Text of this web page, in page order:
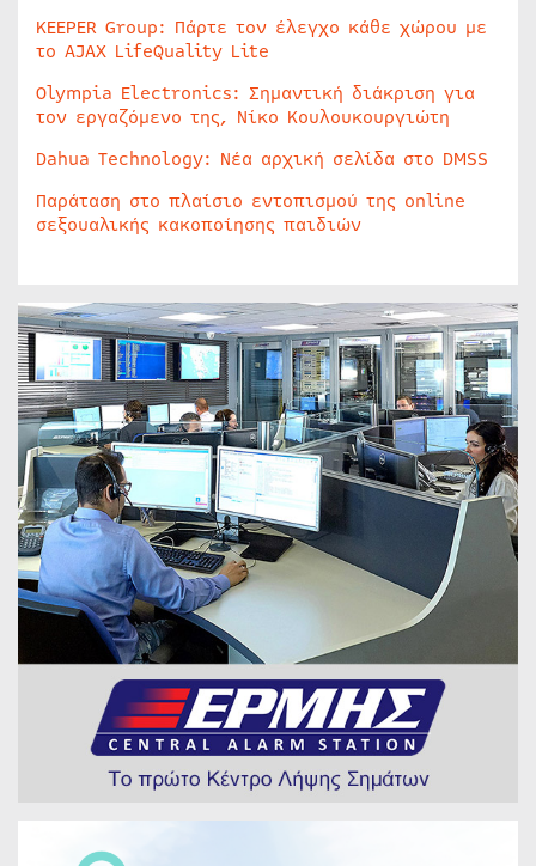
KEEPER Group: Πάρτε τον έλεγχο κάθε χώρου με
το AJAX LifeQuality Lite
Olympia Electronics: Σημαντική διάκριση για
τον εργαζόμενο της, Νίκο Κουλουκουργιώτη
Dahua Technology: Νέα αρχική σελίδα στο DMSS
Παράταση στο πλαίσιο εντοπισμού της online
σεξουαλικής κακοποίησης παιδιών